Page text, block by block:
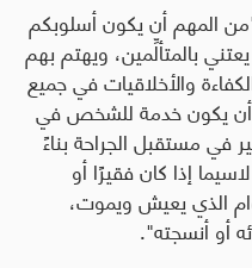
"من المهم أن يكون أسلوبكم
بالمتألِّمين، ويهتم بهم
والأخلاقيات في جميع
وأن يكون خدمة للشخص في
في مستقبل الجراحة بناءً
إذا كان فقيرًا أو
الذي يعيش ويموت،
أو أنسجته".